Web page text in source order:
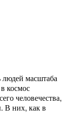
людей масштаба
космос
человечества,
В них, как в